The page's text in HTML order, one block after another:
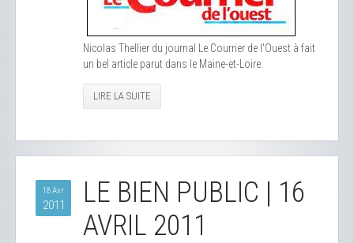
Nicolas Thellier du journal Le Courrier de l'Ouest à fait
un bel article parut dans le Maine-et-Loire.
LIRE LA SUITE
18 Avr
2011
LE BIEN PUBLIC | 16
AVRIL 2011